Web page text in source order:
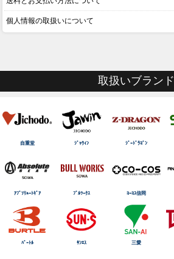
個人情報の取扱いについて
取扱いブランド
自重堂 ｼﾞｬｳｨﾝ ｼﾞｰﾄﾞﾗｺﾞﾝ
ｱﾌﾞｿﾘｭｰﾄｷﾞｱ ﾌﾞﾙﾜｰｸｽ ｺｰｺｽ信岡
ﾊﾞｰﾄﾙ ｻﾝｴｽ 三愛